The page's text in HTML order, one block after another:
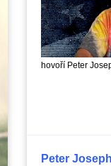
hovoří Peter
Peter